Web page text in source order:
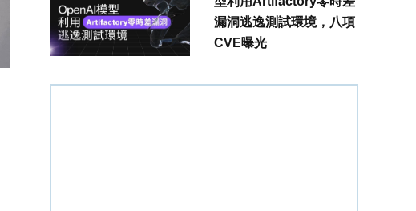
漏洞逃逸測試環境，八項
CVE曝光